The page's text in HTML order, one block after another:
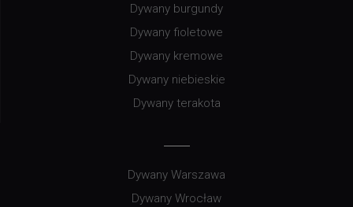
Dywany burgundy
Dywany fioletowe
Dywany kremowe
Dywany niebieskie
Dywany terakota
Dywany Warszawa
Dywany Wrocław